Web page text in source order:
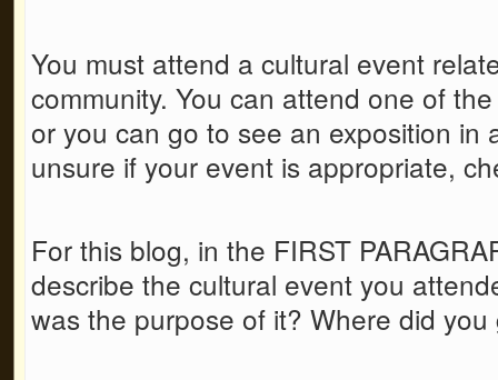
You must attend a cultural event
community. You can attend one of
or you can go to see an exposition in
unsure if your event is appropriate,
For this blog, in the FIRST
describe the cultural event you
was the purpose of it? Where did